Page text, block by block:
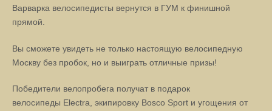
Варварка велосипедисты вернутся в ГУМ к финишной
прямой.
Вы сможете увидеть не только настоящую велосипедную
Москву без пробок, но и выиграть отличные призы!
Победители велопробега получат в подарок
велосипеды Electra , экипировку Bosco Sport и угощения от